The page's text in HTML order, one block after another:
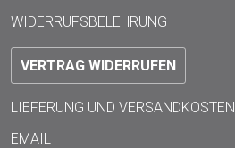
WIDERRUFSBELEHRUNG
VERTRAG WIDERRUFEN
LIEFERUNG UND VERSANDKOSTEN
EMAIL